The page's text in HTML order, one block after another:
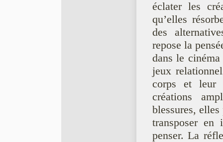
éclater les
qu’elles
des
repose la
dans le
jeux
corps et leur
créations
blessures,
transposer en
penser. La